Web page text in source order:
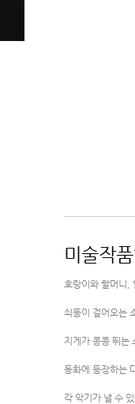
미술작
호랑이와 할머니,
쇠똥이 걸어오는
지게가 콩콩 뛰는
동화에 등장하는
각 악기가 낼 수